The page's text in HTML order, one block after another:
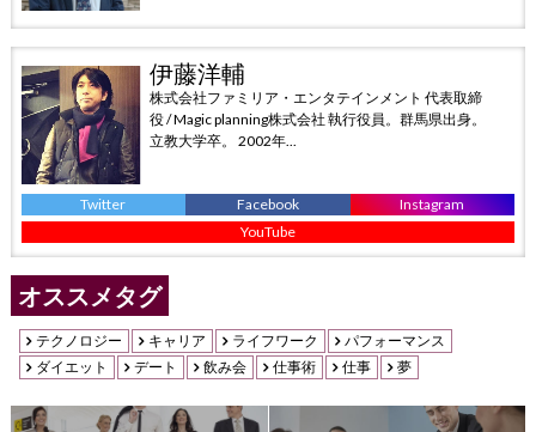
伊藤洋輔
株式会社ファミリア・エンタテインメント 代表取締
役 / Magic planning株式会社 執行役員。群馬県出身。
立教大学卒。 2002年...
Twitter Facebook
Instagram
YouTube
オススメタグ
テクノロジー キャリア ライフワーク
パフォーマンス
ダイエット
デート 飲み会 仕事術 仕事 夢